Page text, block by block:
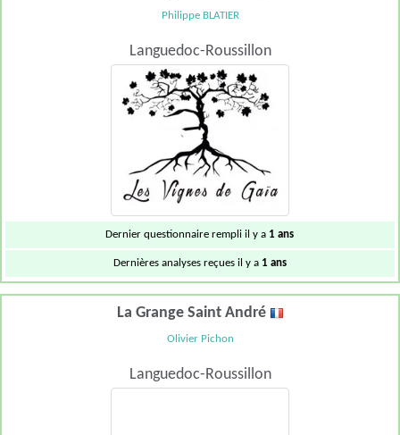
Philippe BLATIER
Languedoc-Roussillon
Dernier questionnaire rempli il y a 1 ans
Dernières analyses reçues il y a 1 ans
La Grange Saint André
Olivier Pichon
Languedoc-Roussillon